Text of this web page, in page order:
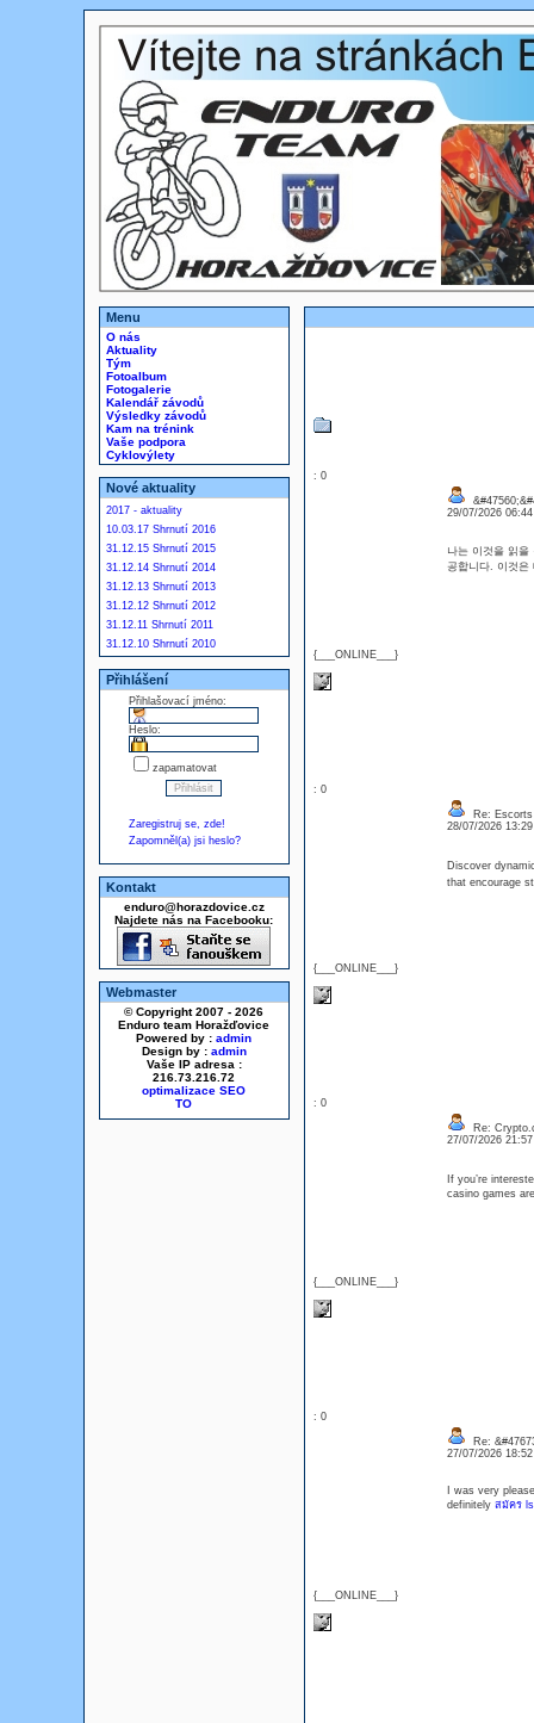
Menu
O nás
Aktuality
Tým
Fotoalbum
Fotogalerie
Kalendář závodů
Výsledky závodů
Kam na trénink
Vaše podpora
Cyklovýlety
Nové aktuality
2017 - aktuality
10.03.17 Shrnutí 2016
31.12.15 Shrnutí 2015
31.12.14 Shrnutí 2014
31.12.13 Shrnutí 2013
31.12.12 Shrnutí 2012
31.12.11 Shrnutí 2011
31.12.10 Shrnutí 2010
Přihlášení
Přihlašovací jméno:
Heslo:
zapamatovat
Zaregistruj se, zde!
Zapomněl(a) jsi heslo?
Kontakt
enduro@horazdovice.cz
Najdete nás na Facebooku:
Webmaster
© Copyright 2007 - 2026
Enduro team Horažďovice
Powered by : admin
Design by : admin
Vaše IP adresa :
216.73.216.72
optimalizace SEO
: 0
{___ONLINE___}
29/07/2026
나는 이것을 읽을
공합니다. 이것은
: 0
{___ONLINE___}
Re:
28/07/2026
Discover
that encourage
: 0
{___ONLINE___}
Re:
27/07/2026
If you’re
casino games
: 0
{___ONLINE___}
Re:
27/07/2026
I was very
definitely สมัคร